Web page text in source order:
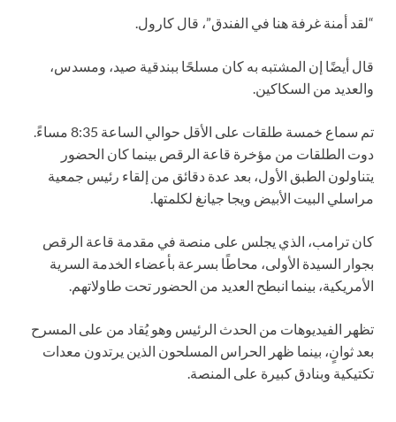
“لقد أمنة غرفة هنا في الفندق”، قال كارول.
قال أيضًا إن المشتبه به كان مسلحًا ببندقية صيد، ومسدس،
والعديد من السكاكين.
تم سماع خمسة طلقات على الأقل حوالي الساعة 8:35 مساءً.
دوت الطلقات من مؤخرة قاعة الرقص بينما كان الحضور
يتناولون الطبق الأول، بعد عدة دقائق من إلقاء رئيس جمعية
مراسلي البيت الأبيض ويجا جيانغ لكلمتها.
كان ترامب، الذي يجلس على منصة في مقدمة قاعة الرقص
بجوار السيدة الأولى، محاطًا بسرعة بأعضاء الخدمة السرية
الأمريكية، بينما انبطح العديد من الحضور تحت طاولاتهم.
تظهر الفيديوهات من الحدث الرئيس وهو يُقاد من على المسرح
بعد ثوانٍ، بينما ظهر الحراس المسلحون الذين يرتدون معدات
تكتيكية وبنادق كبيرة على المنصة.